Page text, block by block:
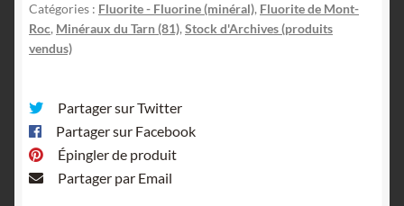
Catégories : Fluorite - Fluorine (minéral), Fluorite de Mont-
Roc, Minéraux du Tarn (81), Stock d'Archives (produits
vendus)
Partager sur Twitter
Partager sur Facebook
Épingler de produit
Partager par Email